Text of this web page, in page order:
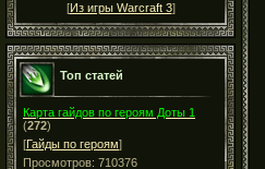
[Из игры Warcraft 3]
Топ статей
Карта гайдов по героям Доты 1
(272)
[Гайды по героям]
Просмотров: 710376